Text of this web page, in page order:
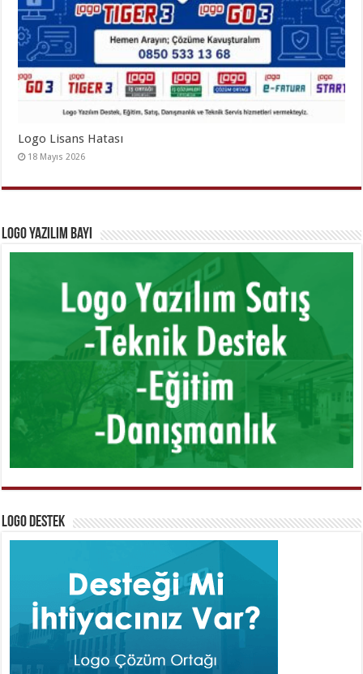
Logo Lisans Hatası
18 Mayıs 2026
Logo Yazılım Bayi
Logo Destek